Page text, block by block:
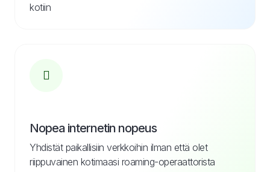
kotiin
Nopea internetin nopeus
Yhdistät paikallisiin verkkoihin ilman että olet
riippuvainen kotimaasi roaming-operaattorista